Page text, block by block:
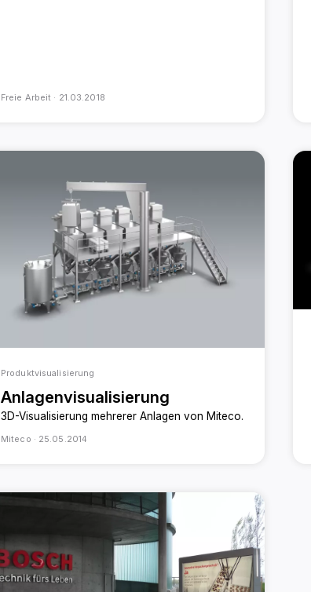
Freie Arbeit · 21.03.2018
Produktvisualisierung
Anlagenvisualisierung
3D-Visualisierung mehrerer Anlagen von Miteco.
Miteco · 25.05.2014